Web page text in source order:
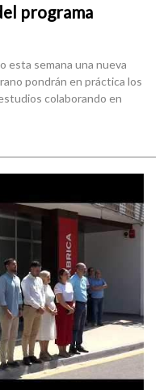
programa
esta semana una nueva
pondrán en práctica los
colaborando en